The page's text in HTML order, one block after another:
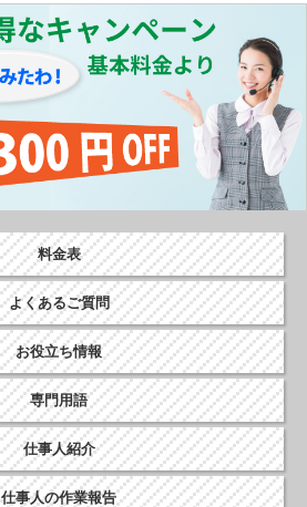
料金表
よくあるご質問
お役立ち情報
専門用語
仕事人紹介
仕事人の作業報告